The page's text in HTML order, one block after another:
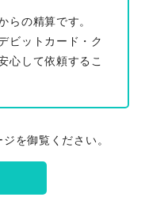
らの精算です。
ビットカード・ク
心して依頼するこ
を御覧ください。